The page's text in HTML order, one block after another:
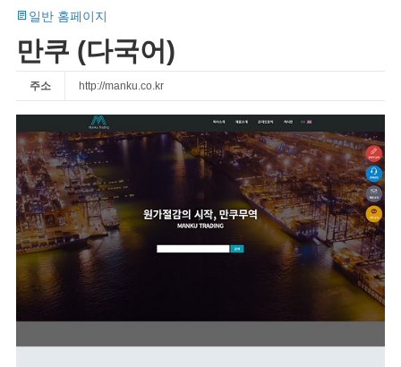
일반 홈페이지
만쿠 (다국어)
주소 http://manku.co.kr